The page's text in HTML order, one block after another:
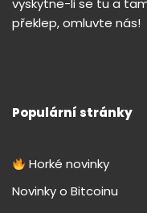
vyskytne-li se tu a
překlep, omluvte nás!
Populární stránky
Horké novinky
Novinky o Bitcoinu